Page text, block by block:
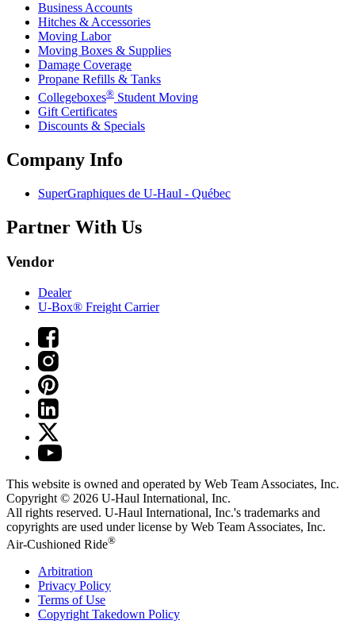
Business Accounts
Hitches & Accessories
Moving Labor
Moving Boxes & Supplies
Damage Coverage
Propane Refills & Tanks
Collegeboxes® Student Moving
Gift Certificates
Discounts & Specials
Company Info
SuperGraphiques de U-Haul - Québec
Partner With Us
Vendor
Dealer
U-Box® Freight Carrier
This website is owned and operated by Web Team Associates, Inc.
Copyright © 2026 U-Haul International, Inc.
All rights reserved. U-Haul International, Inc.'s trademarks and
copyrights are used under license by Web Team Associates, Inc.
Air-Cushioned Ride®
Arbitration
Privacy Policy
Terms of Use
Copyright Takedown Policy